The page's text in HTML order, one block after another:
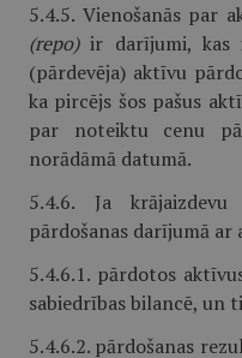
5.4.5. Vienošanās par
(repo)ir darījumi, kas
(pārdevēja) aktīvu
ka pircējs šos pašus
par noteiktu cenu
norādāmā datumā.
5.4.6. Ja
pārdošanas darījumā
5.4.6.1. pārdotos
sabiedrības bilancē, un
5.4.6.2. pārdošanas